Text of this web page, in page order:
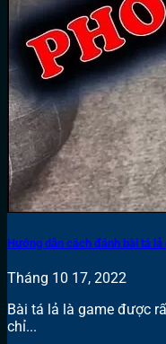
Hướng dẫn cách đánh bài tá lả
Tháng 10 17, 2022
Bài tá lả là game được
chỉ...